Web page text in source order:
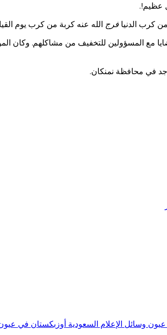
عظيم!.
كرب الدنيا فرج الله عنه كربة من كرب يوم
مع المسؤولين للتخفيف من مشاكلهم. وكان
في محافظة نمنكان.
وسائل الإعلام السعودية أوزبكستان في عيون